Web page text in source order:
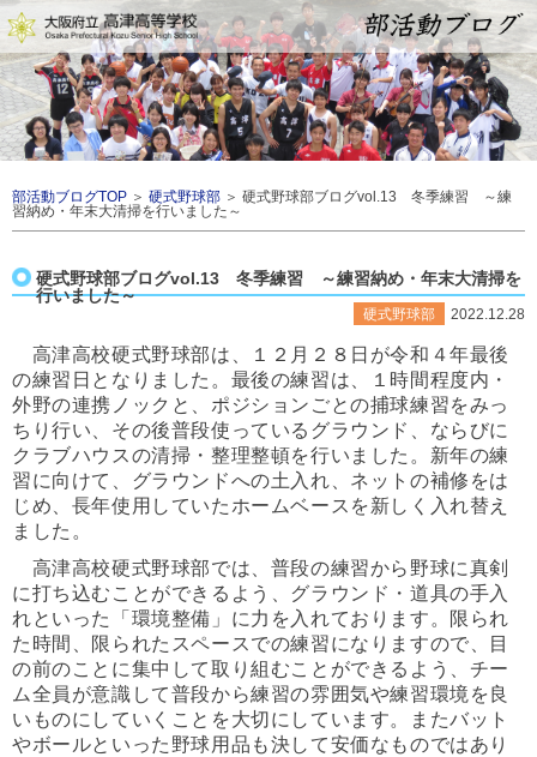
部活動ブログTOP ＞ 硬式野球部 ＞ 硬式野球部ブログvol.13 冬季練習 ～練
習納め・年末大清掃を行いました～
硬式野球部ブログvol.13 冬季練習 ～練習納め・年末大清掃を
行いました～
硬式野球部 2022.12.28
高津高校硬式野球部は、１２月２８日が令和４年最後
の練習日となりました。最後の練習は、１時間程度内・
外野の連携ノックと、ポジションごとの捕球練習をみっ
ちり行い、その後普段使っているグラウンド、ならびに
クラブハウスの清掃・整理整頓を行いました。新年の練
習に向けて、グラウンドへの土入れ、ネットの補修をは
じめ、長年使用していたホームベースを新しく入れ替え
ました。
高津高校硬式野球部では、普段の練習から野球に真剣
に打ち込むことができるよう、グラウンド・道具の手入
れといった「環境整備」に力を入れております。限られ
た時間、限られたスペースでの練習になりますので、目
の前のことに集中して取り組むことができるよう、チー
ム全員が意識して普段から練習の雰囲気や練習環境を良
いものにしていくことを大切にしています。またバット
やボールといった野球用品も決して安価なものではあり